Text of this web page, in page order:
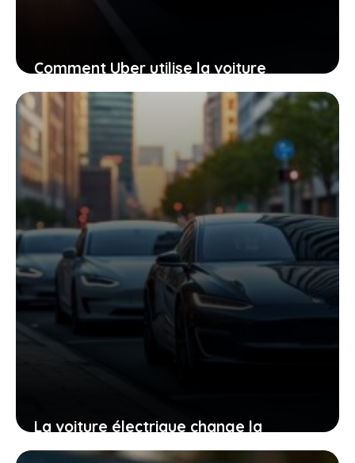
Comment Uber utilise la voiture
électrique autonome pour s’imposer
sur le marché de la mobilité
La voiture électrique change la
consommation mondiale de pétrole :